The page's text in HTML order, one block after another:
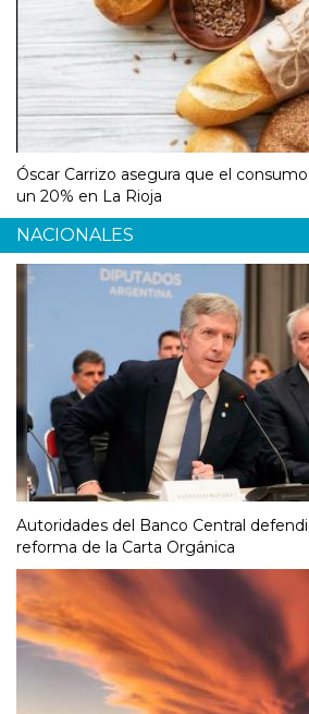
Óscar Carrizo asegura que el
un 20% en La Rioja
NACIONALES
Autoridades del Banco Central
reforma de la Carta Orgánica